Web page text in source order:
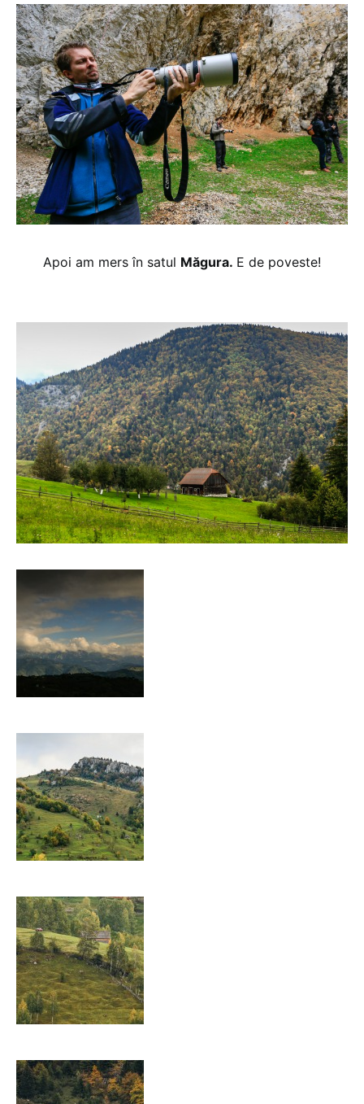
Apoi am mers în satul Măgura. E de poveste!